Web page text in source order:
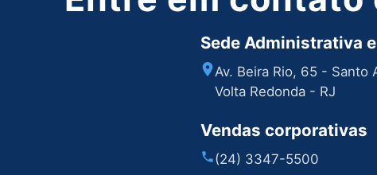
Sede Administrativa
Av. Beira Rio, 65 - Santo
Volta Redonda - RJ
Vendas corporativas
(24) 3347-5500